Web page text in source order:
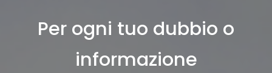
Per ogni tuo dubbio o
informazione